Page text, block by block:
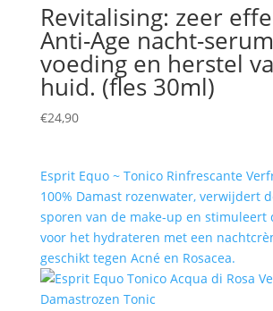
Revitalising: zeer
Anti-Age nacht-
voeding en herstel
huid. (fles 30ml)
€24,90
Esprit Equo ~ Tonico Rinfrescante
100% Damast rozenwater, verwijdert
sporen van de make-up en stimuleert
voor het hydrateren met een
geschikt tegen Acné en Rosacea.